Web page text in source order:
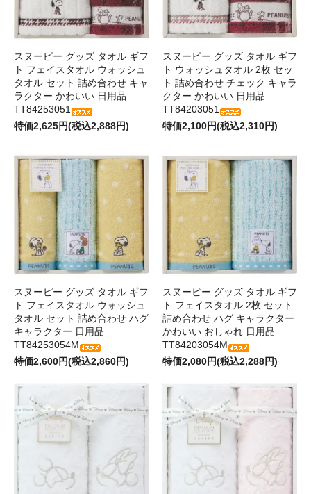
スヌーピー グッズ タオル ギフ
ト フェイスタオル ウォッシュ
タオル セット 詰め合わせ キャ
ラクター かわいい 日用品
TT84253051
特価2,625円(税込2,888円)
スヌーピー グッズ タオル ギフ
ト ウォッシュタオル 2枚 セッ
ト 詰め合わせ チェック キャラ
クター かわいい 日用品
TT84203051
特価2,100円(税込2,310円)
スヌーピー グッズ タオル ギフ
ト フェイスタオル ウォッシュ
タオル セット 詰め合わせ ハグ
キャラクター 日用品
TT84253054M
特価2,600円(税込2,860円)
スヌーピー グッズ タオル ギフ
ト フェイスタオル 2枚 セット
詰め合わせ ハグ キャラクター
かわいい おしゃれ 日用品
TT84203054M
特価2,080円(税込2,288円)